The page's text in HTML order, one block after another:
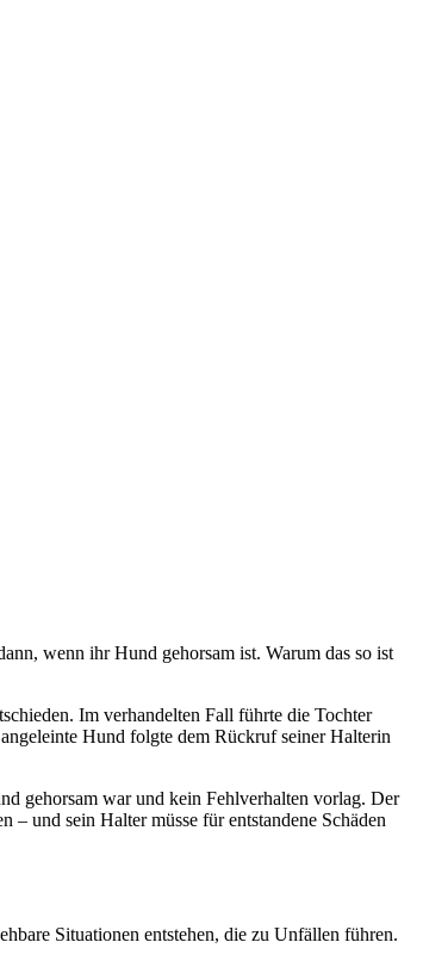
wenn ihr Hund gehorsam ist. Warum das so ist
Im verhandelten Fall führte die Tochter
Hund folgte dem Rückruf seiner Halterin
gehorsam war und kein Fehlverhalten vorlag. Der
und sein Halter müsse für entstandene Schäden
Situationen entstehen, die zu Unfällen führen.